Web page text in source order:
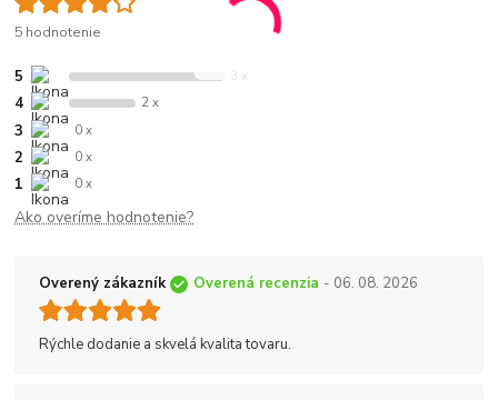
5 hodnotenie
5 3 x
4 2 x
3 0 x
2 0 x
1 0 x
Ako overíme hodnotenie?
Overený zákazník Overená recenzia - 06. 08. 2026
Rýchle dodanie a skvelá kvalita tovaru.